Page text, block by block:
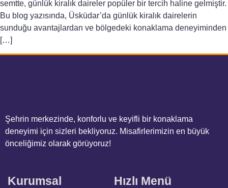
semtte, günlük kiralık daireler popüler bir tercih haline gelmiştir.
Bu blog yazısında, Üsküdar’da günlük kiralık dairelerin
sunduğu avantajlardan ve bölgedeki konaklama deneyiminden
[…]
Şehrin merkezinde, konforlu ve keyifli bir konaklama
deneyimi için sizleri bekliyoruz. Misafirlerimizin en büyük
önceliğimiz olarak görüyoruz!
Kurumsal Hızlı Menü